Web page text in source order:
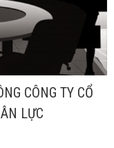
CÔNG TY CỔ
LỰC